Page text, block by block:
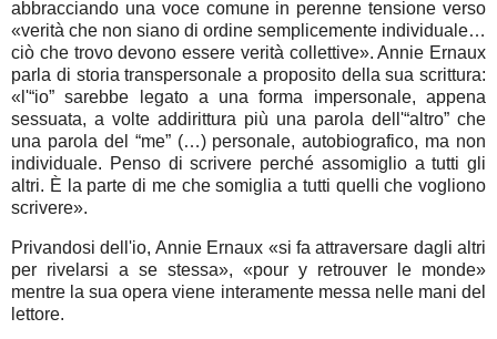
abbracciando una voce comune in perenne tensione verso
«verità che non siano di ordine semplicemente individuale…
ciò che trovo devono essere verità collettive». Annie Ernaux
parla di storia transpersonale a proposito della sua scrittura:
«l'“io” sarebbe legato a una forma impersonale, appena
sessuata, a volte addirittura più una parola dell'“altro” che
una parola del “me” (…) personale, autobiografico, ma non
individuale. Penso di scrivere perché assomiglio a tutti gli
altri. È la parte di me che somiglia a tutti quelli che vogliono
scrivere».
Privandosi dell'io, Annie Ernaux «si fa attraversare dagli altri
per rivelarsi a se stessa», «pour y retrouver le monde»
mentre la sua opera viene interamente messa nelle mani del
lettore.